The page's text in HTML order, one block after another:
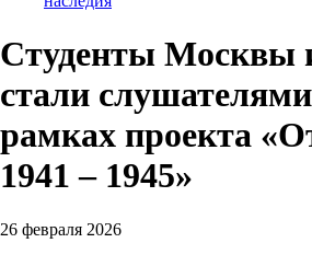
Студенты Москвы
стали
рамках проекта
1941 – 1945»
26 февраля 2026